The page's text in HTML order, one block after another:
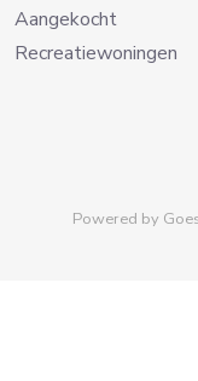
Aangekocht
Recreatiewoningen
Powered by